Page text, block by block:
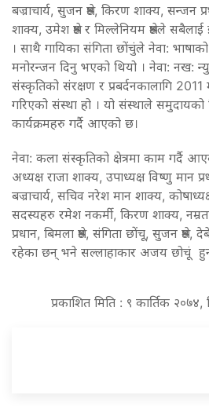
बज्राचार्य, सुजन श्रेष्ठ, किरण शाक्य, सन्जन
शाक्य, उमेश श्रेष्ठ र मिल्लेनियम श्रेष्ठले
। साथै गायिका संगिता छोंचुंले नेवा:
मनोरन्जन दिनु भएको थियो । नेवा: नख:
संस्कृतिको संरक्षण र प्रबर्दनकालागि 2011
गरिएको संस्था हो । यो संस्थाले समुदायको
कार्यक्रमहरु गर्दै आएको छ।
नेवा: कला संस्कृतिको क्षेत्रमा काम गर्दै
अध्यक्ष राजा शाक्य, उपाध्यक्ष विष्णु मान
बज्राचार्य, सचिव नरेश मान शाक्य,
सदस्यहरु रमेश नकर्मी, किरण शाक्य, नम्रता
प्रधान, बिमला श्रेष्ठ, संगिता छोंचू, सुजन श्रेष्ठ,
रहेका छन् भने सल्लाहाकार अजय छोचूं
प्रकाशित मिति : ९ कार्तिक